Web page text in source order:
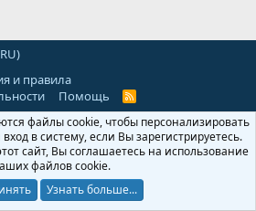
и правила
Помощь
R
S
файлы cookie, чтобы персонализировать
в систему, если Вы зарегистрируетесь.
сайт, Вы соглашаетесь на использование
файлов cookie.
Узнать больше...